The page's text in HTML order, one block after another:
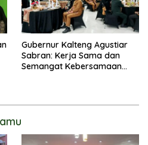
Gubernur Kalteng Agustiar
Sabran: Kerja Sama dan
Semangat Kebersamaan